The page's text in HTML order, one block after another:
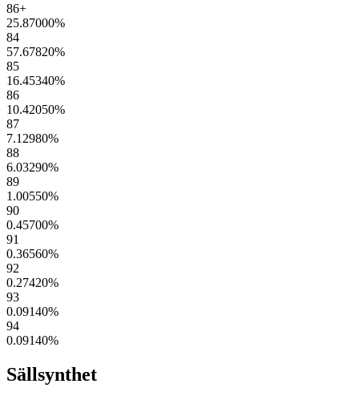
86+
25.87000%
84
57.67820%
85
16.45340%
86
10.42050%
87
7.12980%
88
6.03290%
89
1.00550%
90
0.45700%
91
0.36560%
92
0.27420%
93
0.09140%
94
0.09140%
Sällsynthet